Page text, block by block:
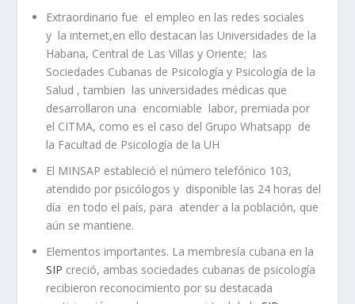
Extraordinario fue el empleo en las redes sociales
y la internet,en ello destacan las Universidades de la
Habana, Central de Las Villas y Oriente; las
Sociedades Cubanas de Psicología y Psicología de la
Salud , tambien las universidades médicas que
desarrollaron una encomiable labor, premiada por
el CITMA, como es el caso del Grupo Whatsapp de
la Facultad de Psicología de la UH
El MINSAP estableció el número telefónico 103,
atendido por psicólogos y disponible las 24 horas del
día en todo el país, para atender a la población, que
aún se mantiene.
Elementos importantes. La membresía cubana en la
SIP creció, ambas sociedades cubanas de psicología
recibieron reconocimiento por su destacada